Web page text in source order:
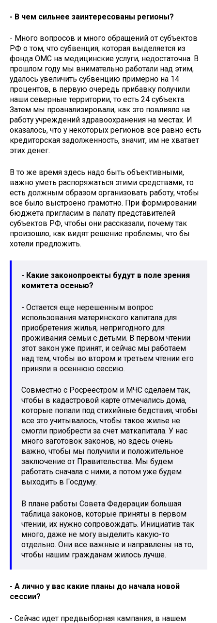
- В чем сильнее заинтересованы регионы?
- Много вопросов и много обращений от субъектов
РФ о том, что субвенция, которая выделяется из
фонда ОМС на медицинские услуги, недостаточна. В
прошлом году мы внимательно работали над этим,
удалось увеличить субвенцию примерно на 14
процентов, в первую очередь прибавку получили
наши северные территории, то есть 24 субъекта.
Затем мы проанализировали, как это повлияло на
работу учреждений здравоохранения на местах. И
оказалось, что у некоторых регионов все равно есть
кредиторская задолженность, значит, им не хватает
этих денег.
В то же время здесь надо быть объективными,
важно уметь распоряжаться этими средствами, то
есть должным образом организовать работу, чтобы
все было выстроено грамотно. При формировании
бюджета пригласим в палату представителей
субъектов РФ, чтобы они рассказали, почему так
произошло, как видят решение проблемы, что бы
хотели предложить.
- Какие законопроекты будут в поле зрения
комитета осенью?
- Остается еще нерешенным вопрос
использования материнского капитала для
приобретения жилья, непригодного для
проживания семьи с детьми. В первом чтении
этот закон уже принят, и сейчас мы работаем
над тем, чтобы во втором и третьем чтении его
приняли в осеннюю сессию.
Совместно с Росреестром и МЧС сделаем так,
чтобы в кадастровой карте отмечались дома,
которые попали под стихийные бедствия, чтобы
все это учитывалось, чтобы такое жилье не
смогли приобрести за счет маткапитала. У нас
много заготовок законов, но здесь очень
важно, чтобы мы получили и положительное
заключение от Правительства. Мы будем
работать сначала с ними, а потом уже будем
выходить в Госдуму.
В плане работы Совета Федерации большая
таблица законов, которые приняты в первом
чтении, их нужно сопровождать. Инициатив так
много, даже не могу выделить какую-то
отдельно. Они все важные и направлены на то,
чтобы нашим гражданам жилось лучше.
- А лично у вас какие планы до начала новой
сессии?
- Сейчас идет предвыборная кампания, в нашем